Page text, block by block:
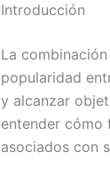
Introducción
La
popularidad
y alcanzar
entender cómo
asociados con